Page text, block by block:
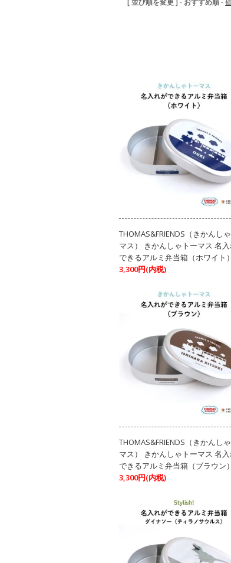
THOMAS&FRIENDS（きかんし
マス） きかんしゃトーマス 名
できるアルミ弁当箱（ホワイト
3,300円(内税)
THOMAS&FRIENDS（きかんし
マス） きかんしゃトーマス 名
できるアルミ弁当箱（ブラウン
3,300円(内税)